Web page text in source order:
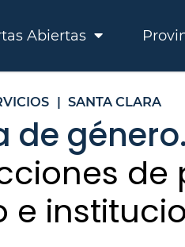
Abiertas
| SANTA CLARA
de género.
e